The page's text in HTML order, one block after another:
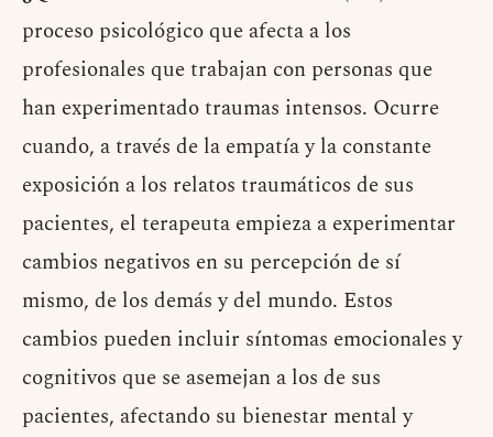
proceso psicológico que afecta a los
profesionales que trabajan con personas que
han experimentado traumas intensos. Ocurre
cuando, a través de la empatía y la constante
exposición a los relatos traumáticos de sus
pacientes, el terapeuta empieza a experimentar
cambios negativos en su percepción de sí
mismo, de los demás y del mundo. Estos
cambios pueden incluir síntomas emocionales y
cognitivos que se asemejan a los de sus
pacientes, afectando su bienestar mental y